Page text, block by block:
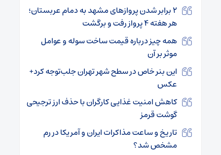
۲ برابر شدن پروازهای مشهد به دمام عربستان؛
هر هفته ۴ پرواز رفت و برگشت
همه چیز درباره قیمت ساخت سوله و عوامل
موثر بر آن
این بنر خاص در سطح شهر تهران جلب‌توجه کرد+
عکس
کاهش امنیت غذایی کارگران با حذف ارز ترجیحی
گوشت قرمز
تاریخ و ساعت مذاکرات ایران و آمریکا در رم
مشخص شد؟